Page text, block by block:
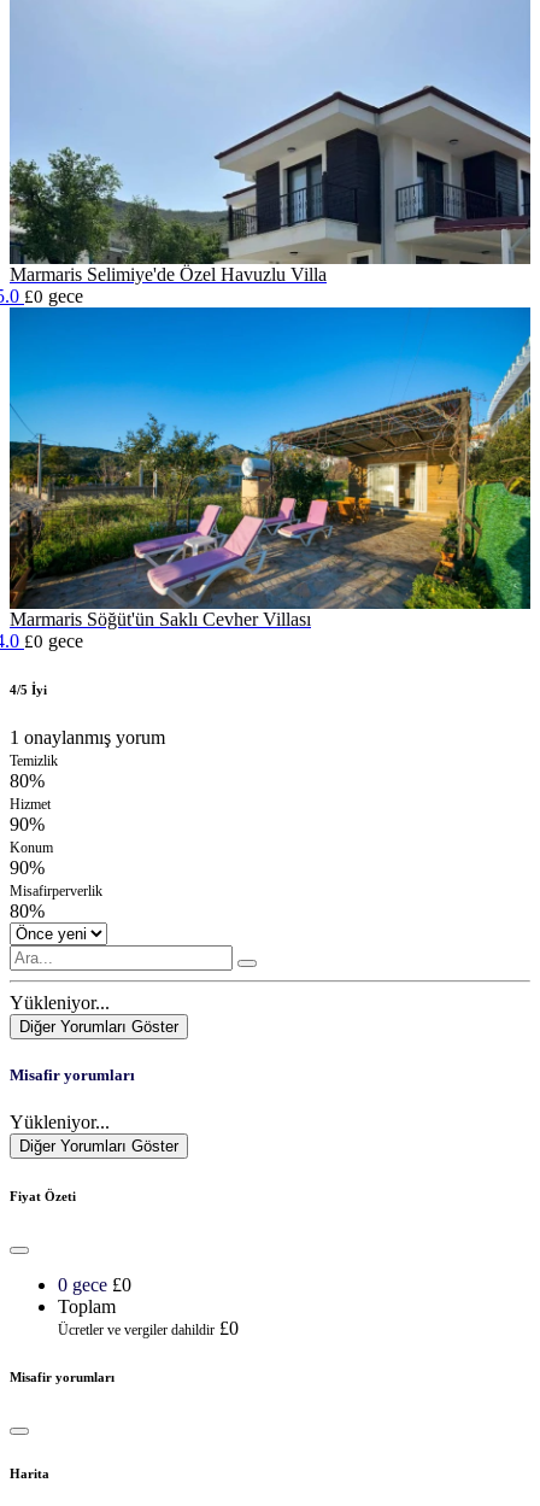
Marmaris Selimiye'de Özel Havuzlu Villa
£0 gece
Marmaris Söğüt'ün Saklı Cevher Villası
£0 gece
4/5 İyi
1 onaylanmış yorum
Temizlik
80%
Hizmet
90%
Konum
90%
Misafirperverlik
80%
Yükleniyor...
Diğer Yorumları Göster
Misafir yorumları
Yükleniyor...
Diğer Yorumları Göster
Fiyat Özeti
0 gece £0
Toplam
Ücretler ve vergiler dahildir £0
Misafir yorumları
Harita